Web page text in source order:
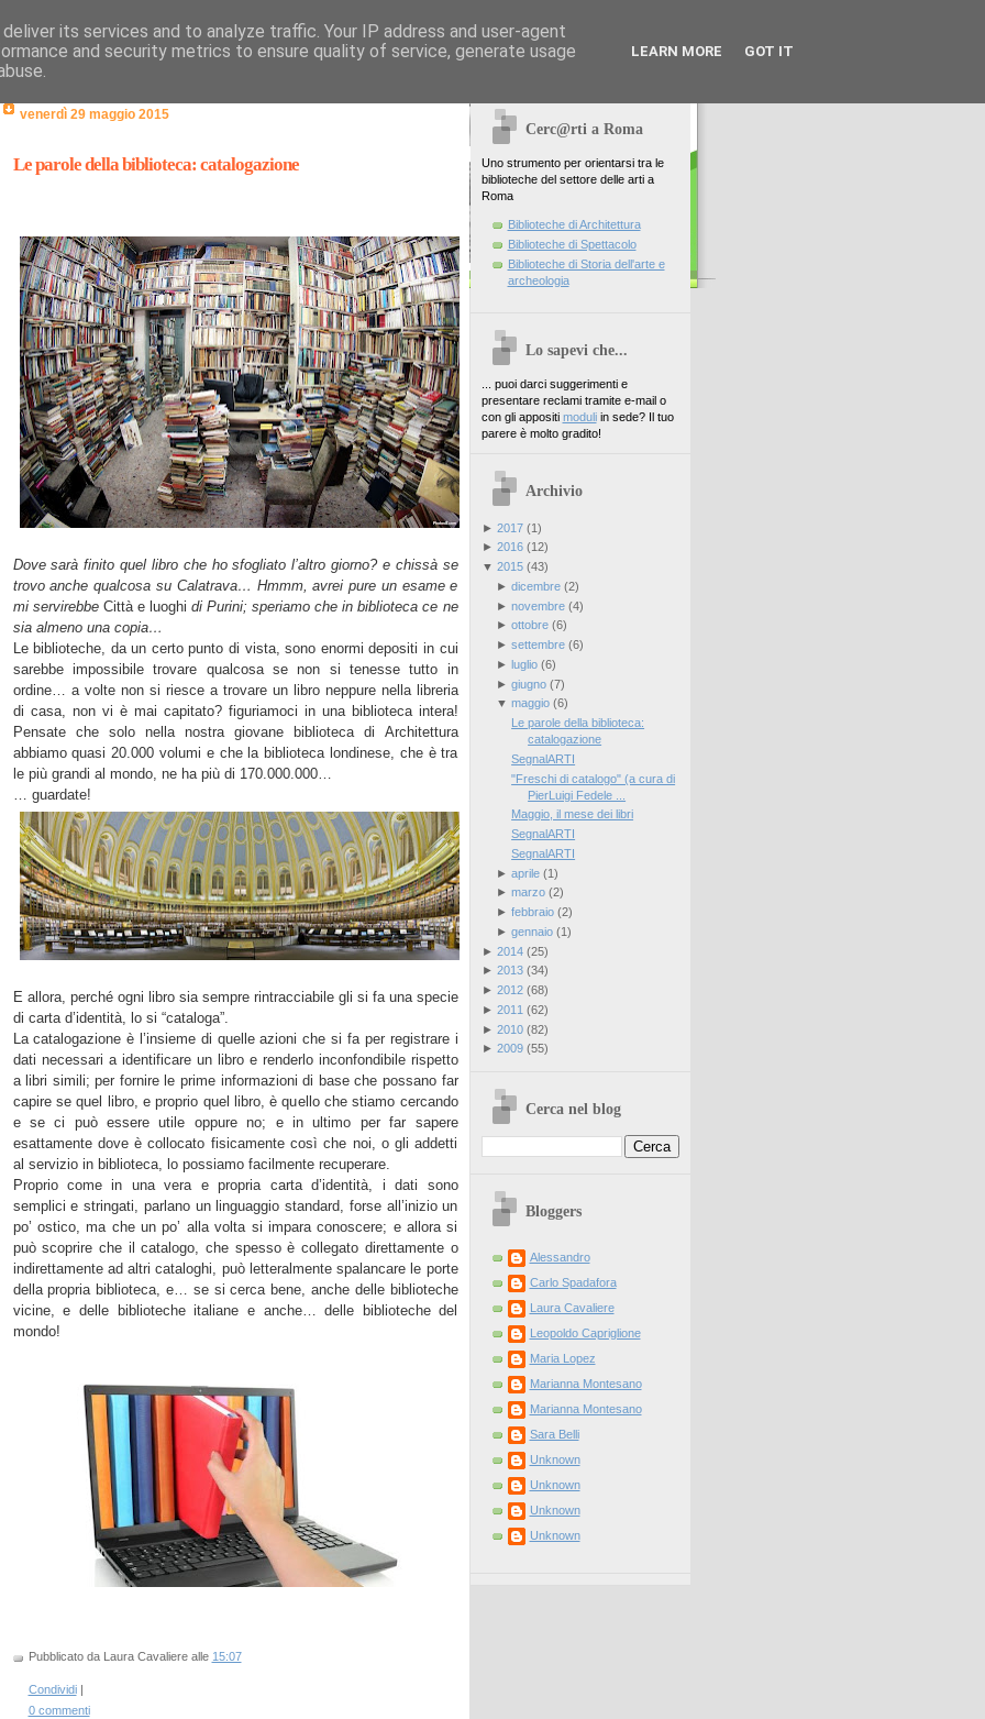
venerdì 29 maggio 2015
Le parole della biblioteca: catalogazione
Dove sarà finito quel libro che ho sfogliato l’altro giorno? e chissà se
trovo anche qualcosa su Calatrava… Hmmm, avrei pure un esame e
mi servirebbe Città e luoghi di Purini; speriamo che in biblioteca ce ne
sia almeno una copia…
Le biblioteche, da un certo punto di vista, sono enormi depositi in cui
sarebbe impossibile trovare qualcosa se non si tenesse tutto in
ordine… a volte non si riesce a trovare un libro neppure nella libreria
di casa, non vi è mai capitato? figuriamoci in una biblioteca intera!
Pensate che solo nella nostra giovane biblioteca di Architettura
abbiamo quasi 20.000 volumi e che la biblioteca londinese, che è tra
le più grandi al mondo, ne ha più di 170.000.000…
… guardate!
E allora, perché ogni libro sia sempre rintracciabile gli si fa una specie
di carta d’identità, lo si “cataloga”.
La catalogazione è l’insieme di quelle azioni che si fa per registrare i
dati necessari a identificare un libro e renderlo inconfondibile rispetto
a libri simili; per fornire le prime informazioni di base che possano far
capire se quel libro, e proprio quel libro, è quello che stiamo cercando
e se ci può essere utile oppure no; e in ultimo per far sapere
esattamente dove è collocato fisicamente così che noi, o gli addetti
al servizio in biblioteca, lo possiamo facilmente recuperare.
Proprio come in una vera e propria carta d’identità, i dati sono
semplici e stringati, parlano un linguaggio standard, forse all’inizio un
po’ ostico, ma che un po’ alla volta si impara conoscere; e allora si
può scoprire che il catalogo, che spesso è collegato direttamente o
indirettamente ad altri cataloghi, può letteralmente spalancare le porte
della propria biblioteca, e… se si cerca bene, anche delle biblioteche
vicine, e delle biblioteche italiane e anche… delle biblioteche del
mondo!
Pubblicato da Laura Cavaliere alle 15:07
Condividi
0 commenti
Cerc@rti a Roma
Uno strumento per orientarsi tra le
biblioteche del settore delle arti a
Roma
Biblioteche di Architettura
Biblioteche di Spettacolo
Biblioteche di Storia dell'arte e
archeologia
Lo sapevi che...
... puoi darci suggerimenti e
presentare reclami tramite e-mail o
con gli appositi moduliin sede? Il tuo
parere è molto gradito!
Archivio
► 2017(1)
► 2016(12)
▼ 2015(43)
► dicembre(2)
► novembre(4)
► ottobre(6)
► settembre(6)
► luglio(6)
► giugno(7)
▼ maggio(6)
Le parole della biblioteca:
catalogazione
SegnalARTI
"Freschi di catalogo" (a cura di
PierLuigi Fedele ...
Maggio, il mese dei libri
SegnalARTI
SegnalARTI
► aprile(1)
► marzo(2)
► febbraio(2)
► gennaio(1)
► 2014(25)
► 2013(34)
► 2012(68)
► 2011 (62)
► 2010(82)
► 2009(55)
Cerca nel blog
Bloggers
Alessandro
Carlo Spadafora
Laura Cavaliere
Leopoldo Capriglione
Maria Lopez
Marianna Montesano
Marianna Montesano
Sara Belli
Unknown
Unknown
Unknown
Unknown
its services and to analyze traffic. Your IP address and user-agent
and security metrics to ensure quality of service, generate usage
LEARN MORE GOT IT